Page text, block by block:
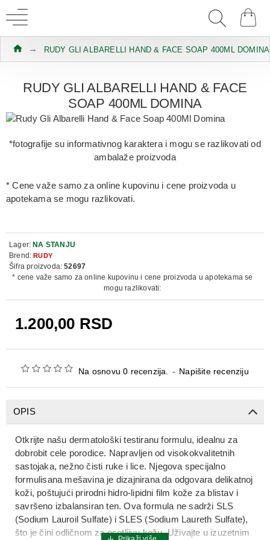
RUDY GLI ALBARELLI HAND & FACE SOAP 400ML DOMINA
RUDY GLI ALBARELLI HAND & FACE
SOAP 400ML DOMINA
*fotografije su informativnog karaktera i mogu se razlikovati od
ambalaže proizvoda
* Cene važe samo za online kupovinu i cene proizvoda u
apotekama se mogu razlikovati.
Na osnovu 0 recenzija. - Napišite recenziju
1.200,00 RSD
Lager: NA STANJU
Brend: RUDY
Šifra proizvoda: 52697
* cene važe samo za online kupovinu i cene proizvoda u apotekama se
mogu razlikovati:
OPIS
Otkrijte našu dermatološki testiranu formulu, idealnu za
dobrobit cele porodice. Napravljen od visokokvalitetnih
sastojaka, nežno čisti ruke i lice. Njegova specijalno
formulisana mešavina je dizajnirana da odgovara delikatnoj
koži, poštujući prirodni hidro-lipidni film kože za blistav i
savršeno izbalansiran ten. Ova formula ne sadrži SLS
(Sodium Lauroil Sulfate) i SLES (Sodium Laureth Sulfate),
što je čini odličnom za osetljivu kožu. Uživajte u izuzetnim